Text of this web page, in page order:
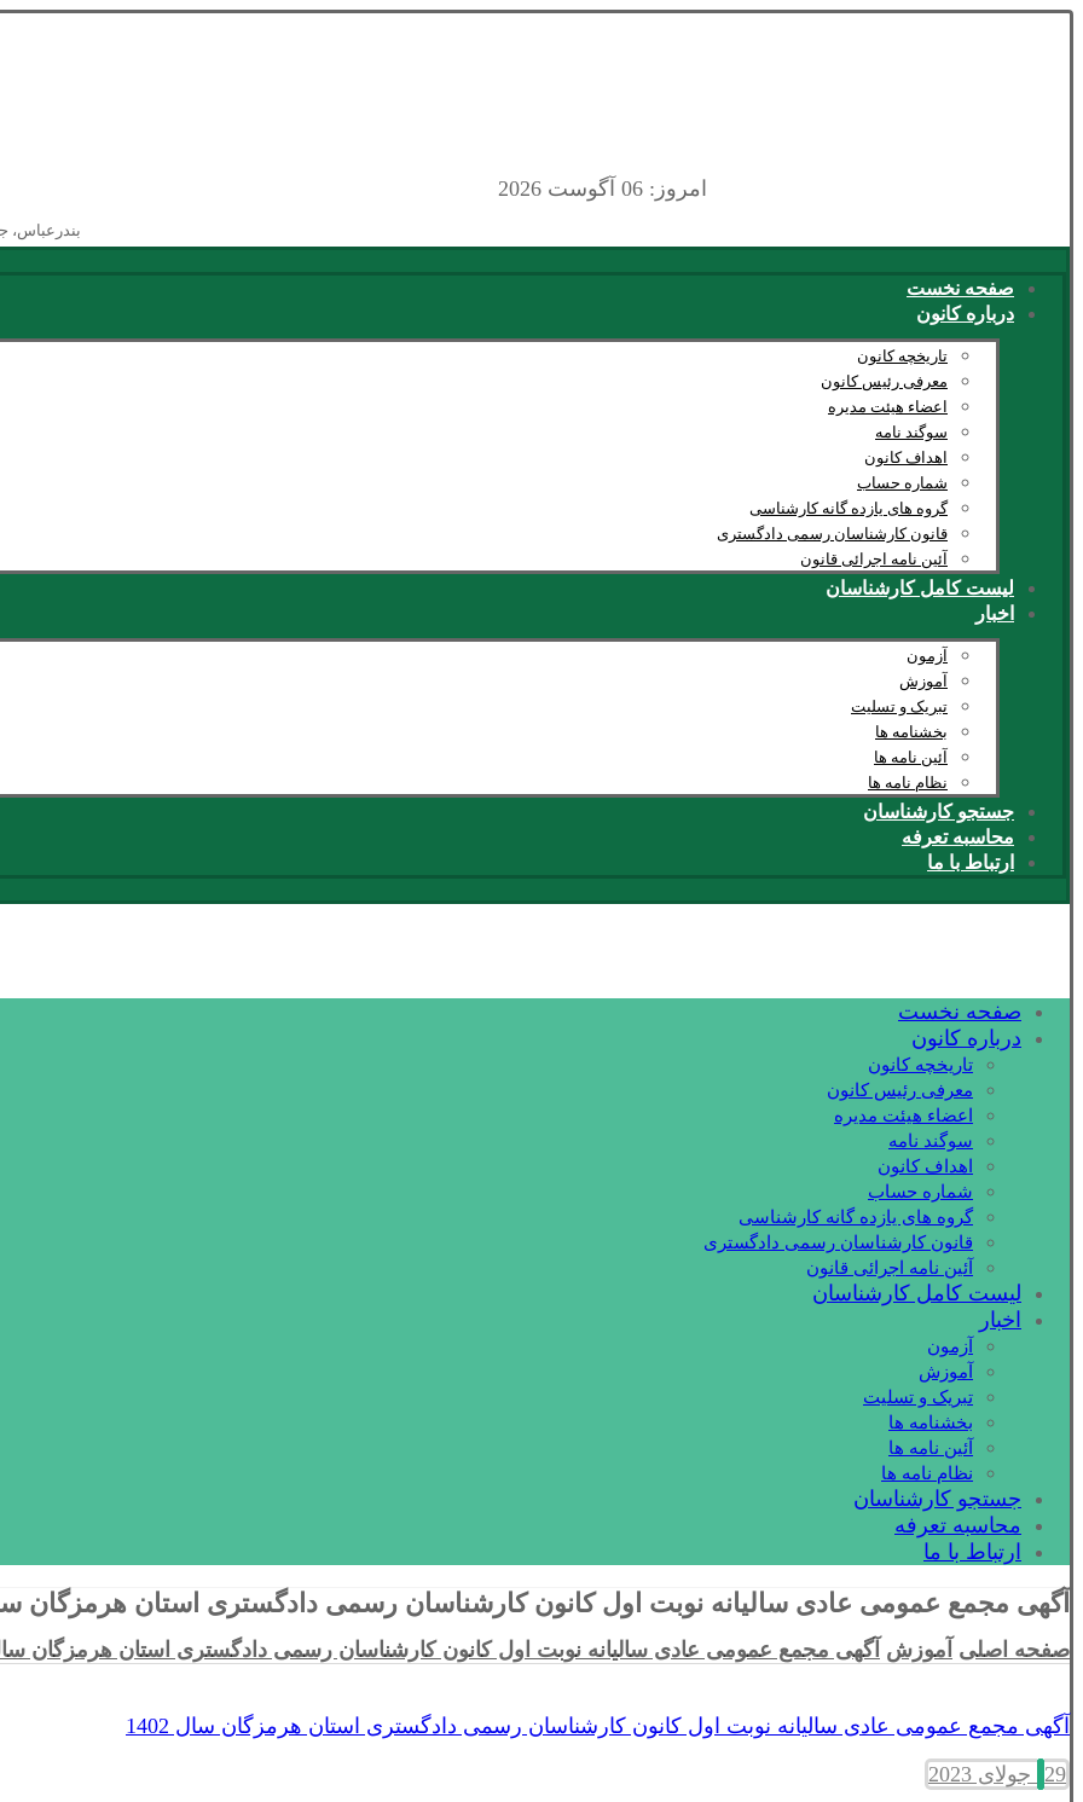
امروز: 06 آگوست 2026
بندرعباس،
صفحه نخست
درباره کانون
تاریخچه کانون
معرفی رئیس کانون
اعضاء هیئت مدیره
سوگند نامه
اهداف کانون
شماره حساب
گروه های یازده گانه کارشناسی
قانون کارشناسان رسمی دادگستری
آئین نامه اجرائی قانون
لیست کامل کارشناسان
اخبار
آزمون
آموزش
تبریک و تسلیت
بخشنامه ها
آئین نامه ها
نظام نامه ها
جستجو کارشناسان
محاسبه تعرفه
ارتباط با ما
صفحه نخست
درباره کانون
تاریخچه کانون
معرفی رئیس کانون
اعضاء هیئت مدیره
سوگند نامه
اهداف کانون
شماره حساب
گروه های یازده گانه کارشناسی
قانون کارشناسان رسمی دادگستری
آئین نامه اجرائی قانون
لیست کامل کارشناسان
اخبار
آزمون
آموزش
تبریک و تسلیت
بخشنامه ها
آئین نامه ها
نظام نامه ها
جستجو کارشناسان
محاسبه تعرفه
ارتباط با ما
آگهی مجمع عمومی عادی سالیانه نوبت اول کانون کارشناسان رسمی دادگستری استان هرمزگان سال
صفحه اصلی آموزش آگهی مجمع عمومی عادی سالیانه نوبت اول کانون کارشناسان رسمی دادگستری استان هرمزگان سال
آگهی مجمع عمومی عادی سالیانه نوبت اول کانون کارشناسان رسمی دادگستری استان هرمزگان سال 1402
29 جولای 2023